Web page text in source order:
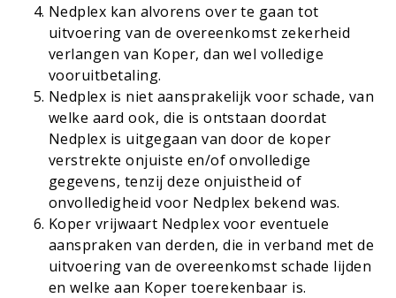
Nedplex kan alvorens over te gaan tot
uitvoering van de overeenkomst zekerheid
verlangen van Koper, dan wel volledige
vooruitbetaling.
Nedplex is niet aansprakelijk voor schade, van
welke aard ook, die is ontstaan doordat
Nedplex is uitgegaan van door de koper
verstrekte onjuiste en/of onvolledige
gegevens, tenzij deze onjuistheid of
onvolledigheid voor Nedplex bekend was.
Koper vrijwaart Nedplex voor eventuele
aanspraken van derden, die in verband met de
uitvoering van de overeenkomst schade lijden
en welke aan Koper toerekenbaar is.